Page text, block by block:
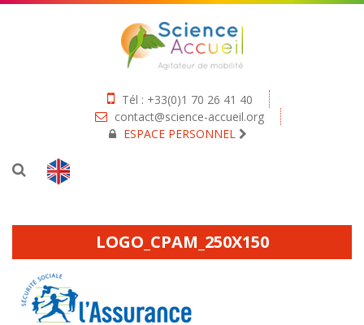
Tél : +33(0)1 70 26 41 40
contact@science-accueil.org
ESPACE PERSONNEL
LOGO_CPAM_250X150